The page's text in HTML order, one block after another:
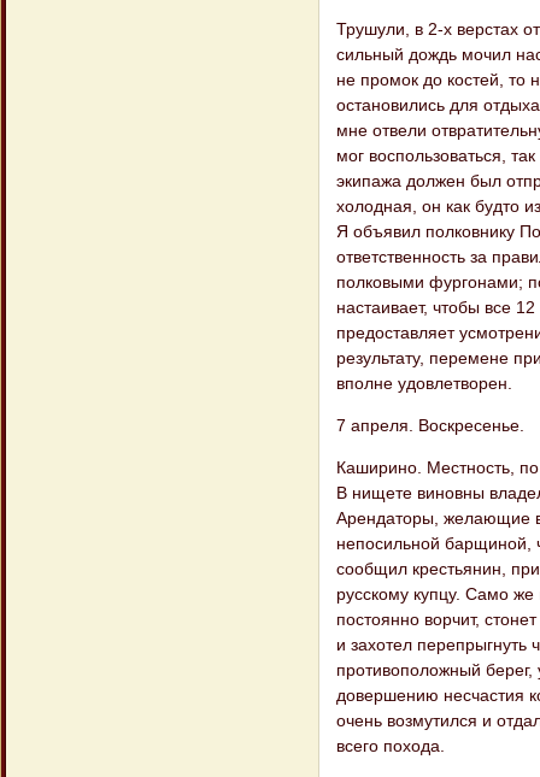
Трушули, в 2-х верстах
сильный дождь мочил
не промок до костей,
остановились для
мне отвели
мог воспользоваться,
экипажа должен был
холодная, он как будто
Я объявил полковнику
ответственность за
полковыми фургонами;
настаивает, чтобы все
предоставляет
результату, перемене
вполне удовлетворен.
7 апреля. Воскресенье.
Каширино. Местность,
В нищете виновны
Арендаторы, желающие
непосильной барщиной,
сообщил крестьянин,
русскому купцу. Само
постоянно ворчит,
и захотел перепрыгнуть
противоположный
довершению несчастия
очень возмутился и
всего похода.